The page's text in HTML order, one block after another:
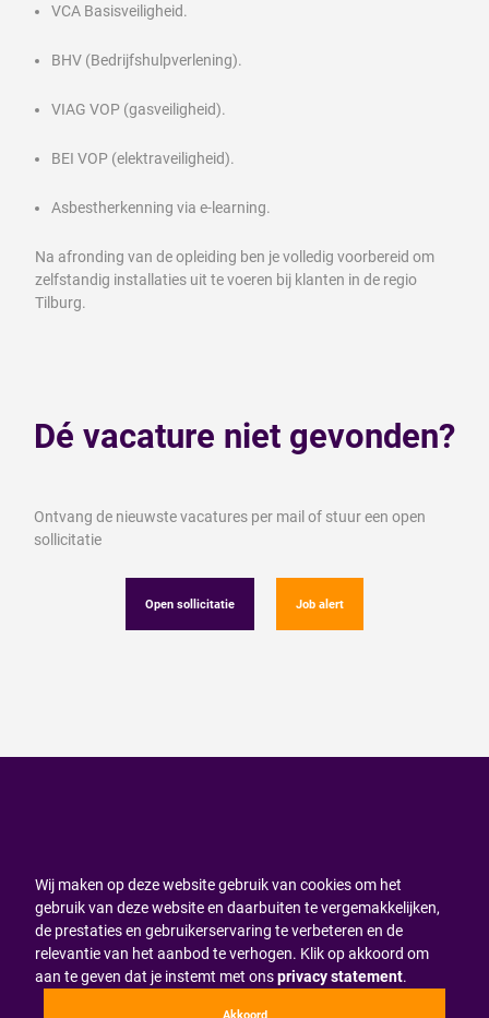
VCA Basisveiligheid.
BHV (Bedrijfshulpverlening).
VIAG VOP (gasveiligheid).
BEI VOP (elektraveiligheid).
Asbestherkenning via e-learning.
Na afronding van de opleiding ben je volledig voorbereid om
zelfstandig installaties uit te voeren bij klanten in de regio
Tilburg.
Dé vacature niet gevonden?
Ontvang de nieuwste vacatures per mail of stuur een open
sollicitatie
Open sollicitatie Job alert
Wij maken op deze website gebruik van cookies om het
gebruik van deze website en daarbuiten te vergemakkelijken,
de prestaties en gebruikerservaring te verbeteren en de
relevantie van het aanbod te verhogen. Klik op akkoord om
aan te geven dat je instemt met onsprivacy statement.